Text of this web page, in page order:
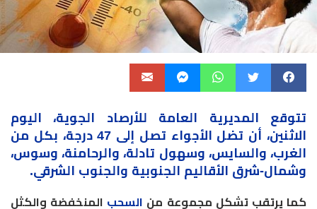
تتوقع المديرية العامة للأرصاد الجوية، اليوم
الاثنين، أن تضل الأجواء تصل إلى 47 درجة، بكل من
الغرب، والسايس، وسهول تادلة، والرحامنة، وسوس،
وشمال-شرق الأقاليم الجنوبية والجنوب الشرقي.
كما يرتقب تشكل مجموعة من السحب المنخفضة والكثل